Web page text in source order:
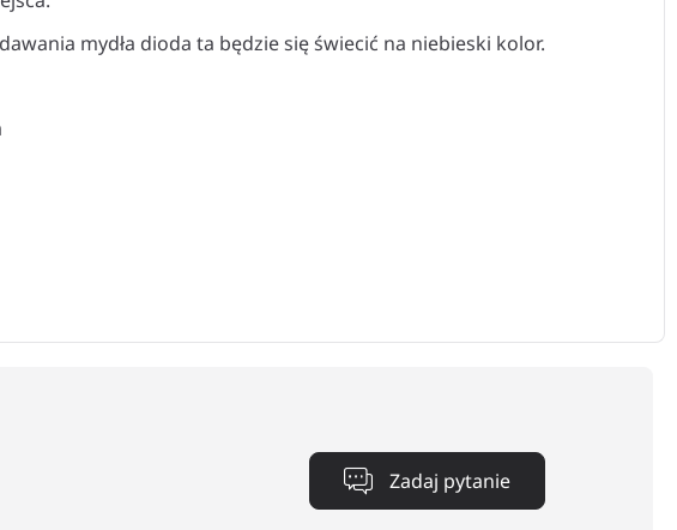
mydła dioda ta będzie się świecić na niebieski kolor.
Zadaj pytanie